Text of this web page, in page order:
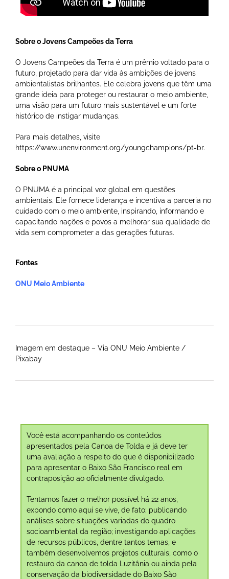
Sobre o Jovens Campeões da Terra
O Jovens Campeões da Terra é um prêmio voltado para o
futuro, projetado para dar vida às ambições de jovens
ambientalistas brilhantes. Ele celebra jovens que têm uma
grande ideia para proteger ou restaurar o meio ambiente,
uma visão para um futuro mais sustentável e um forte
histórico de instigar mudanças.
Para mais detalhes, visite
https://www.unenvironment.org/youngchampions/pt-br.
Sobre o PNUMA
O PNUMA é a principal voz global em questões
ambientais. Ele fornece liderança e incentiva a parceria no
cuidado com o meio ambiente, inspirando, informando e
capacitando nações e povos a melhorar sua qualidade de
vida sem comprometer a das gerações futuras.
Fontes
ONU Meio Ambiente
Imagem em destaque – Via ONU Meio Ambiente /
Pixabay
Você está acompanhando os conteúdos
apresentados pela Canoa de Tolda e já deve ter
uma avaliação a respeito do que é disponibilizado
para apresentar o Baixo São Francisco real em
contraposição ao oficialmente divulgado.
Tentamos fazer o melhor possível há 22 anos,
expondo como aqui se vive, de fato; publicando
análises sobre situações variadas do quadro
socioambiental da região; investigando aplicações
de recursos públicos, dentre tantos temas, e
também desenvolvemos projetos culturais, como o
restauro da canoa de tolda Luzitânia ou ainda pela
conservação da biodiversidade do Baixo São